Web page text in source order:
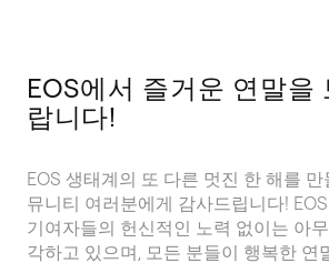
EOS에서 즐거운 연말을
랍니다!
EOS 생태계의 또 다른 멋진 한 해를
뮤니티 여러분에게 감사드립니다!
기여자들의 헌신적인 노력 없이는 아
각하고 있으며, 모든 분들이 행복한 연